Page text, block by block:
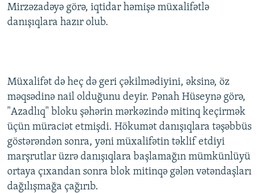
Mirzəzadəyə görə, iqtidar həmişə müxalifətlə
danışıqlara hazır olub.
Müxalifət də heç də geri çəkilmədiyini, əksinə, öz
məqsədinə nail olduğunu deyir. Pənah Hüseynə görə,
"Azadlıq" bloku şəhərin mərkəzində mitinq keçirmək
üçün müraciət etmişdi. Hökumət danışıqlara təşəbbüs
göstərəndən sonra, yəni müxalifətin təklif etdiyi
marşrutlar üzrə danışıqlara başlamağın mümkünlüyü
ortaya çıxandan sonra blok mitinqə gələn vətəndaşları
dağılışmağa çağırıb.